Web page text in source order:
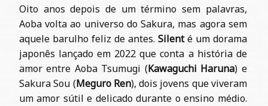
Oito anos depois de um término sem palavras,
Aoba volta ao universo do Sakura, mas agora sem
aquele barulho feliz de antes. Silenté um dorama
japonês lançado em 2022 que conta a história de
amor entre Aoba Tsumugi (Kawaguchi Haruna) e
Sakura Sou (Meguro Ren), dois jovens que viveram
um amor sútil e delicado durante o ensino médio.